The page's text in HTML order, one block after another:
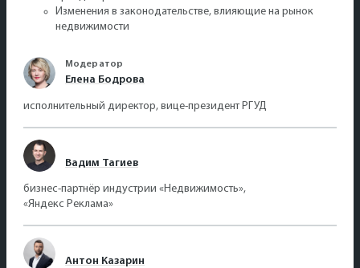
Изменения в законодательстве, влияющие на рынок
недвижимости
Модератор
Елена Бодрова
исполнительный директор, вице-президент РГУД
Вадим Тагиев
бизнес-партнёр индустрии «Недвижимость»,
«Яндекс Реклама»
Антон Казарин